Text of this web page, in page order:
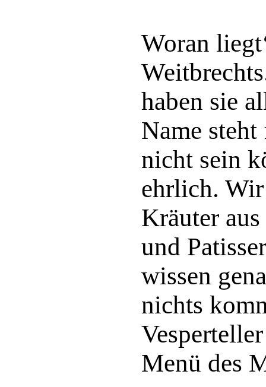
Woran
haben sie
Name
nicht sein
ehrlich.
Kräuter
und
wissen
nichts
Menü des